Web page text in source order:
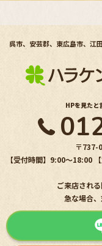
呉市、安芸郡、東広島市、江
HPを見たと
〒737-
【受付時間】9:00〜18:00
ご来店され
急な場合、